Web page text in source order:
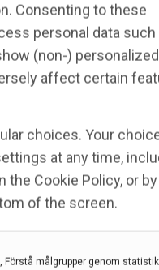
Consenting to these
personal data such
(non-)
affect certain
choices. Your
at any time,
Cookie Policy, or by
of the screen.
målgrupper genom statistik
med
befintliga
fick
för
månader.
påvisat
baslinjen.
poäng på
minskning av